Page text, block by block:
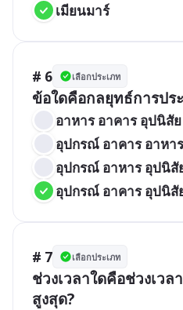
เมียนมาร์
# 6 เลือกประเภท
ข้อใดคือกลยุทธ์การปร
อาหาร อาคาร อุปนิสัย
อุปกรณ์ อาคาร อาหาร
อุปกรณ์ อาหาร อุปนิสั
อุปกรณ์ อาคาร อุปนิสั
# 7 เลือกประเภท
ช่วงเวลาใดคือช่วงเว
สูงสุด?